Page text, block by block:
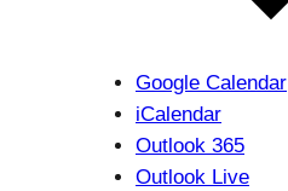
Google Calendar
iCalendar
Outlook 365
Outlook Live